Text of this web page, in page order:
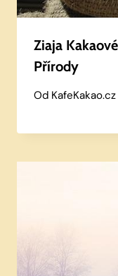
Ziaja
Přírody
Od KafeKakao.cz